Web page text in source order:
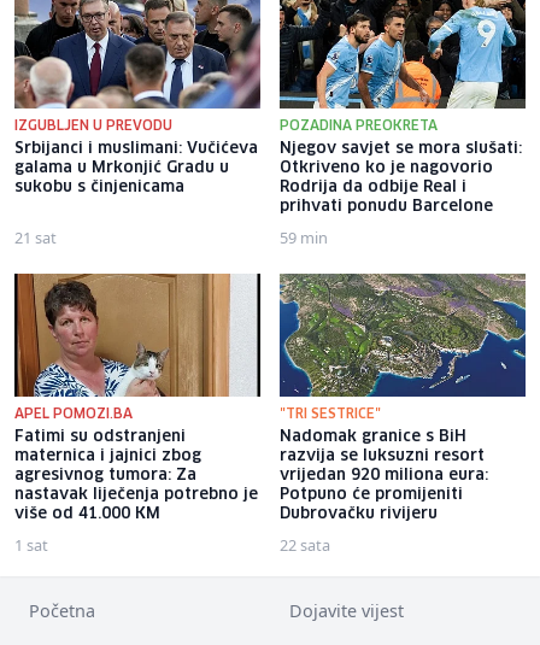
IZGUBLJEN U PREVODU
Srbijanci i muslimani: Vučićeva
galama u Mrkonjić Gradu u
sukobu s činjenicama
21 sat
POZADINA PREOKRETA
Njegov savjet se mora slušati:
Otkriveno ko je nagovorio
Rodrija da odbije Real i
prihvati ponudu Barcelone
59 min
APEL POMOZI.BA
Fatimi su odstranjeni
maternica i jajnici zbog
agresivnog tumora: Za
nastavak liječenja potrebno je
više od 41.000 KM
1 sat
"TRI SESTRICE"
Nadomak granice s BiH
razvija se luksuzni resort
vrijedan 920 miliona eura:
Potpuno će promijeniti
Dubrovačku rivijeru
22 sata
Početna Dojavite vijest